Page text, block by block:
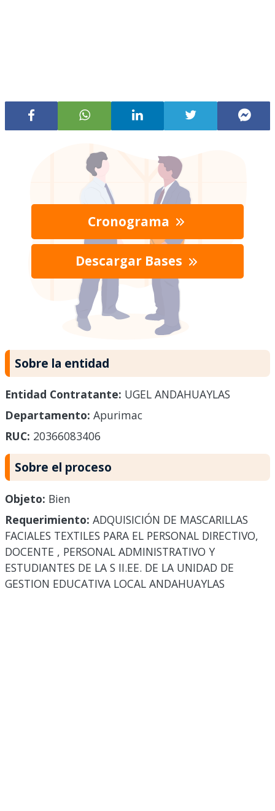
Cronograma
Descargar Bases
Sobre la entidad
Entidad Contratante: UGEL ANDAHUAYLAS
Departamento: Apurimac
RUC: 20366083406
Sobre el proceso
Objeto: Bien
Requerimiento: ADQUISICIÓN DE MASCARILLAS
FACIALES TEXTILES PARA EL PERSONAL DIRECTIVO,
DOCENTE , PERSONAL ADMINISTRATIVO Y
ESTUDIANTES DE LA S II.EE. DE LA UNIDAD DE
GESTION EDUCATIVA LOCAL ANDAHUAYLAS